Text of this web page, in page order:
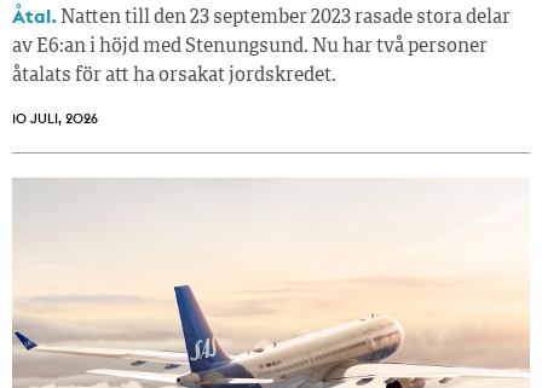
Åtal. Natten till den 23 september 2023 rasade stora delar
av E6:an i höjd med Stenungsund. Nu har två personer
åtalats för att ha orsakat jordskredet.
10 JULI, 2026